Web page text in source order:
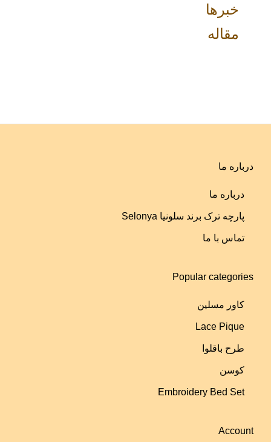
خبرها
مقاله
درباره ما
درباره ما
پارچه ترک برند سلونیا Selonya
تماس با ما
Popular categories
کاور مسلین
Lace Pique
طرح باقلوا
کوسن
Embroidery Bed Set
Account